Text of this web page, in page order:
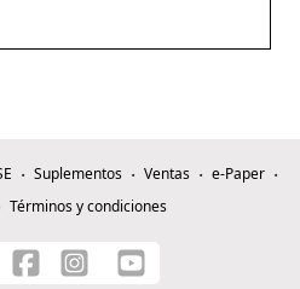
Suplementos Ventas
e-Paper
Términos y condiciones